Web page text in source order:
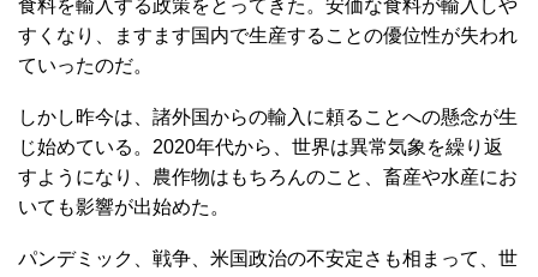
食料を輸入する政策をとってきた。安価な食料が輸入しや
すくなり、ますます国内で生産することの優位性が失われ
ていったのだ。
しかし昨今は、諸外国からの輸入に頼ることへの懸念が生
じ始めている。2020年代から、世界は異常気象を繰り返
すようになり、農作物はもちろんのこと、畜産や水産にお
いても影響が出始めた。
パンデミック、戦争、米国政治の不安定さも相まって、世